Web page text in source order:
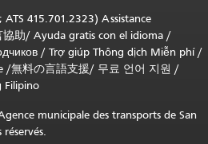
415.701.2323) Assistance
協助/ Ayuda gratis con el idioma /
/ Trợ giúp Thông dịch Miễn phí/
/無料の言語支援/ 무료 언어 지원 /
Filipino
municipale des transports de San
réservés.